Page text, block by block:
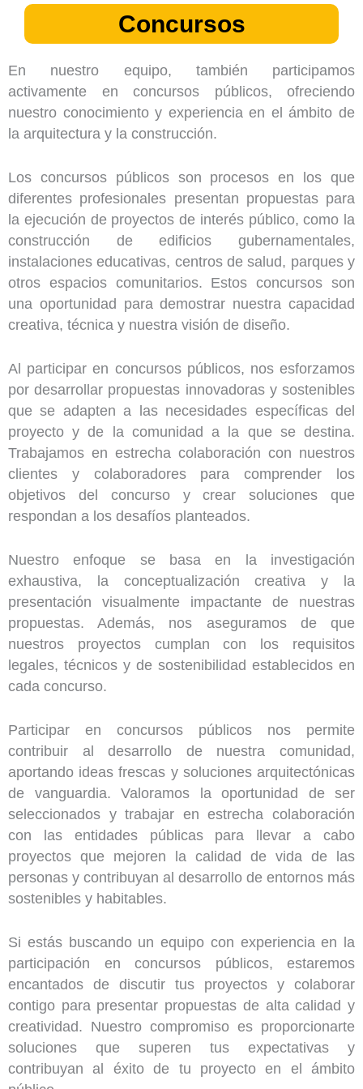
Concursos
En nuestro equipo, también participamos
activamente en concursos públicos, ofreciendo
nuestro conocimiento y experiencia en el ámbito de
la arquitectura y la construcción.
Los concursos públicos son procesos en los que
diferentes profesionales presentan propuestas para
la ejecución de proyectos de interés público, como la
construcción de edificios gubernamentales,
instalaciones educativas, centros de salud, parques y
otros espacios comunitarios. Estos concursos son
una oportunidad para demostrar nuestra capacidad
creativa, técnica y nuestra visión de diseño.
Al participar en concursos públicos, nos esforzamos
por desarrollar propuestas innovadoras y sostenibles
que se adapten a las necesidades específicas del
proyecto y de la comunidad a la que se destina.
Trabajamos en estrecha colaboración con nuestros
clientes y colaboradores para comprender los
objetivos del concurso y crear soluciones que
respondan a los desafíos planteados.
Nuestro enfoque se basa en la investigación
exhaustiva, la conceptualización creativa y la
presentación visualmente impactante de nuestras
propuestas. Además, nos aseguramos de que
nuestros proyectos cumplan con los requisitos
legales, técnicos y de sostenibilidad establecidos en
cada concurso.
Participar en concursos públicos nos permite
contribuir al desarrollo de nuestra comunidad,
aportando ideas frescas y soluciones arquitectónicas
de vanguardia. Valoramos la oportunidad de ser
seleccionados y trabajar en estrecha colaboración
con las entidades públicas para llevar a cabo
proyectos que mejoren la calidad de vida de las
personas y contribuyan al desarrollo de entornos más
sostenibles y habitables.
Si estás buscando un equipo con experiencia en la
participación en concursos públicos, estaremos
encantados de discutir tus proyectos y colaborar
contigo para presentar propuestas de alta calidad y
creatividad. Nuestro compromiso es proporcionarte
soluciones que superen tus expectativas y
contribuyan al éxito de tu proyecto en el ámbito